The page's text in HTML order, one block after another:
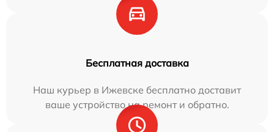
Бесплатная доставка
Наш курьер в Ижевске бесплатно доставит
ваше устройство на ремонт и обратно.